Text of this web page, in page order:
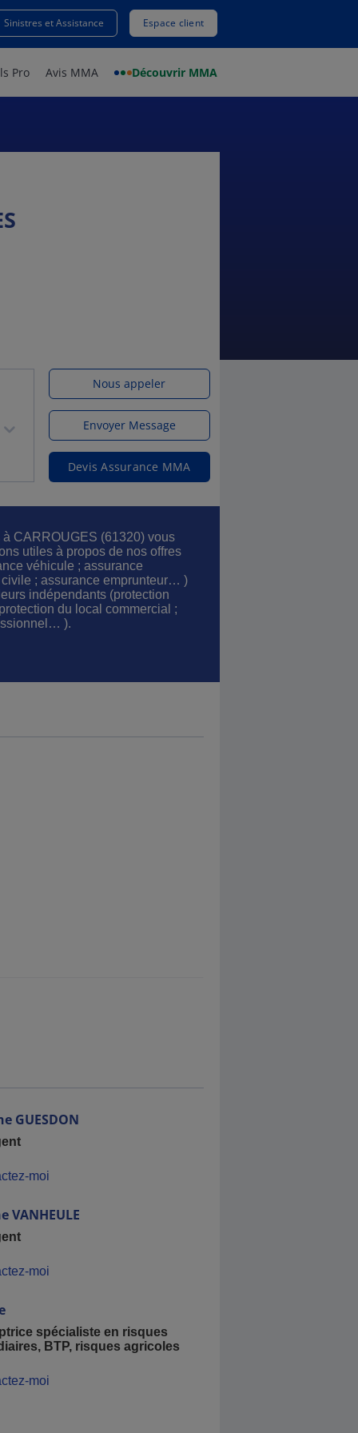
Sinistres et Assistance Espace client
Pro Avis MMA Découvrir MMA
Nous appeler
Envoyer Message
Devis Assurance MMA
CARROUGES (61320) vous
utiles à propos de nos offres
véhicule ; assurance
; assurance emprunteur… )
indépendants (protection
du local commercial ;
).
GUESDON
moi
VANHEULE
moi
spécialiste en risques
BTP, risques agricoles
moi